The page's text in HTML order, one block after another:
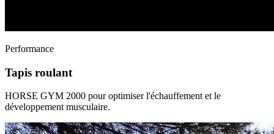
Performance
Tapis roulant
HORSE GYM 2000 pour optimiser l'échauffement et le
développement musculaire.